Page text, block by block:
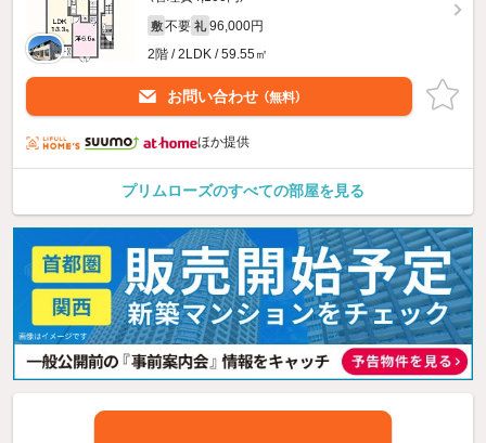
敷 不要 礼 96,000円
2階 / 2LDK / 59.55㎡
お問い合わせ （無料）
ほか提供
プリムローズのすべての部屋を見る